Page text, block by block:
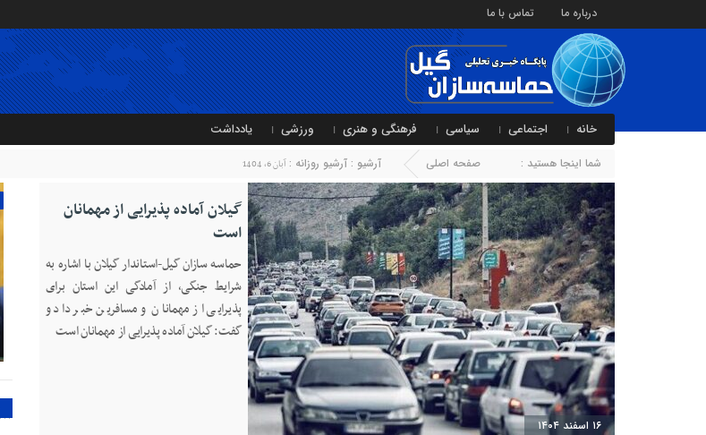
درباره ما تماس با ما
خانه اجتماعی سیاسی فرهنگی و هنری ورزشی یادداشت
شما اینجا هستید : صفحه اصلی آرشیو : آرشیو روزانه :آبان 6, 1404
۱۶ اسفند ۱۴۰۴
گیلان آماده پذیرایی‌ از مهمانان
است
حماسه سازان گیل-استاندار گیلان با اشاره به‌
شرایط جنگی، از آمادگی این استان برای
پذیرایی از مهمانان و مسافرین خبر داد و
گفت: گیلان آماده پذیرایی‌ از مهمانان است